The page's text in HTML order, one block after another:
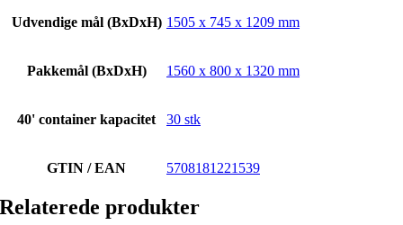
Udvendige mål (BxDxH) 1505 x 745 x 1209 mm
Pakkemål (BxDxH) 1560 x 800 x 1320 mm
40' container kapacitet 30 stk
GTIN / EAN 5708181221539
Relaterede produkter